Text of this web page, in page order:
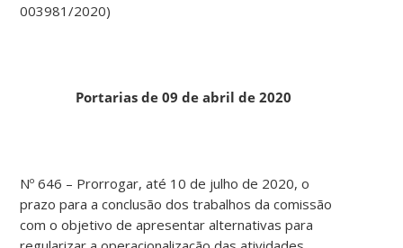
003981/2020)
Portarias de 09 de abril de 2020
Nº 646 – Prorrogar, até 10 de julho de 2020, o
prazo para a conclusão dos trabalhos da comissão
com o objetivo de apresentar alternativas para